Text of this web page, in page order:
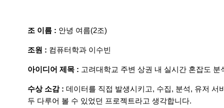
조 이름 : 안녕 여름(2조)
조원 : 컴퓨터학과 이수빈
아이디어 제목 : 고려대학교 주변 상권 내 실시간 혼잡도 분
수상 소감 : 데이터를 직접 발생시키고, 수집, 분석, 유저
두 다루어 볼 수 있었던 프로젝트라고 생각합니다.